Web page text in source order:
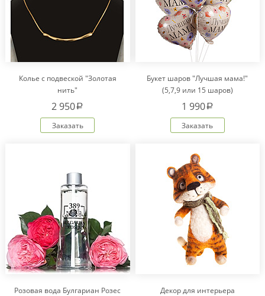
Колье с подвеской "Золотая
нить"
2 950a
Заказать
Букет шаров "Лучшая мама!"
(5,7,9 или 15 шаров)
1 990a
Заказать
Розовая вода Булгариан Розес
Декор для интерьера